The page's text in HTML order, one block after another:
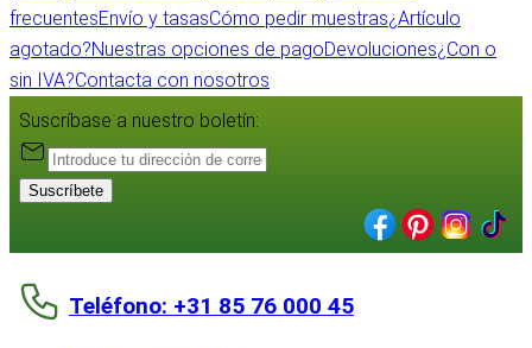
frecuentesEnvío y tasasCómo pedir muestras¿Artículo
agotado?Nuestras opciones de pagoDevoluciones¿Con o
sin IVA?Contacta con nosotros
Suscríbase a nuestro boletín:
Suscríbete
Teléfono: +31 85 76 000 45